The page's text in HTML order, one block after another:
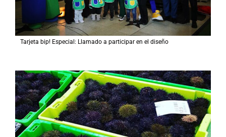
Tarjeta bip! Especial: Llamado a participar en el diseño